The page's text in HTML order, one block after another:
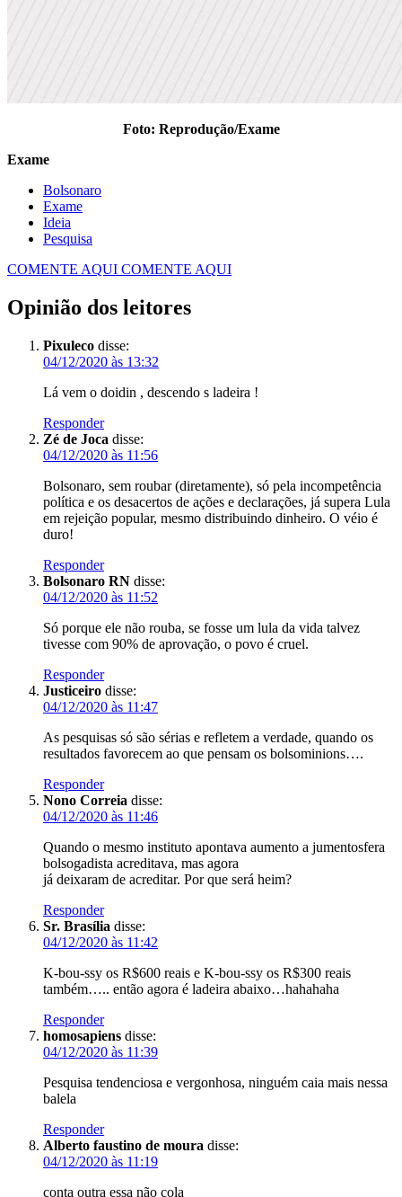
Foto: Reprodução/Exame
Exame
Bolsonaro
Exame
Ideia
Pesquisa
COMENTE AQUI COMENTE AQUI
Opinião dos leitores
Pixuleco disse:
04/12/2020 às 13:32
Lá vem o doidin , descendo s ladeira !
Responder
Zé de Joca disse:
04/12/2020 às 11:56
Bolsonaro, sem roubar (diretamente), só pela incompetência
política e os desacertos de ações e declarações, já supera Lula
em rejeição popular, mesmo distribuindo dinheiro. O véio é
duro!
Responder
Bolsonaro RN disse:
04/12/2020 às 11:52
Só porque ele não rouba, se fosse um lula da vida talvez
tivesse com 90% de aprovação, o povo é cruel.
Responder
Justiceiro disse:
04/12/2020 às 11:47
As pesquisas só são sérias e refletem a verdade, quando os
resultados favorecem ao que pensam os bolsominions….
Responder
Nono Correia disse:
04/12/2020 às 11:46
Quando o mesmo instituto apontava aumento a jumentosfera
bolsogadista acreditava, mas agora
já deixaram de acreditar. Por que será heim?
Responder
Sr. Brasília disse:
04/12/2020 às 11:42
K-bou-ssy os R$600 reais e K-bou-ssy os R$300 reais
também….. então agora é ladeira abaixo…hahahaha
Responder
homosapiens disse:
04/12/2020 às 11:39
Pesquisa tendenciosa e vergonhosa, ninguém caia mais nessa
balela
Responder
Alberto faustino de moura disse:
04/12/2020 às 11:19
conta outra essa não cola